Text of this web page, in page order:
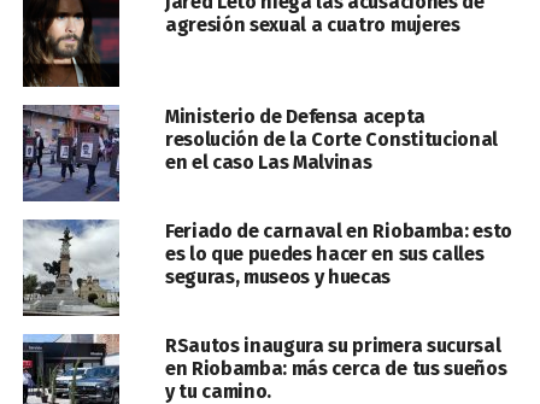
agresión sexual a cuatro mujeres
Ministerio de Defensa acepta
resolución de la Corte Constitucional
en el caso Las Malvinas
Feriado de carnaval en Riobamba: esto
es lo que puedes hacer en sus calles
seguras, museos y huecas
RSautos inaugura su primera sucursal
en Riobamba: más cerca de tus sueños
y tu camino.